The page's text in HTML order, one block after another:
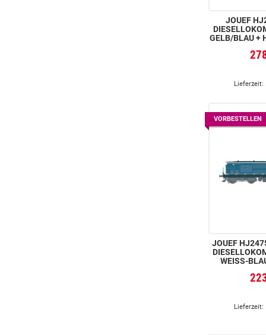
JOUEF
GELB/BLAU +
568 IN
Lieferzeit:
VORBESTELLEN
JOUEF
WEISS-
Lieferzeit: